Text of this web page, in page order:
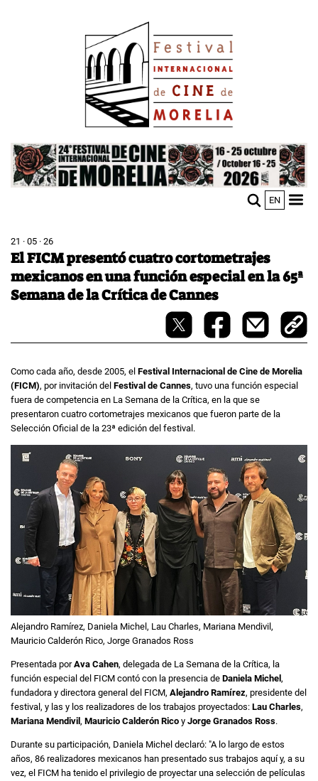
Image
EN
21 · 05 · 26
El FICM presentó cuatro cortometrajes
mexicanos en una función especial en la 65ª
Semana de la Crítica de Cannes
Como cada año, desde 2005, el Festival Internacional de Cine de Morelia
(FICM), por invitación del Festival de Cannes, tuvo una función especial
fuera de competencia en La Semana de la Crítica, en la que se
presentaron cuatro cortometrajes mexicanos que fueron parte de la
Selección Oficial de la 23ª edición del festival.
Alejandro Ramírez, Daniela Michel, Lau Charles, Mariana Mendivil,
Mauricio Calderón Rico, Jorge Granados Ross
Presentada porAva Cahen, delegada de La Semana de la Crítica, la
función especial del FICM contó con la presencia de Daniela Michel ,
fundadora y directora general del FICM, Alejandro Ramírez, presidente del
festival, y las y los realizadores de los trabajos proyectados: Lau Charles,
Mariana Mendivil , Mauricio Calderón Rico y Jorge Granados Ross.
Durante su participación, Daniela Michel declaró: "A lo largo de estos
años, 86 realizadores mexicanos han presentado sus trabajos aquí y, a su
vez, el FICM ha tenido el privilegio de proyectar una selección de películas